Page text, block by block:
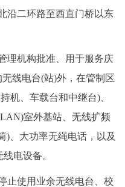
日本語
PORTUGUÊS
沿二环路至西直门桥以东
机构批准、用于服务庆
线电台(站)外，在管制区
机、车载台和中继台)、
室外基站、无线扩频
)、大功率无绳电话，以及
电设备。
使用业余无线电台、校